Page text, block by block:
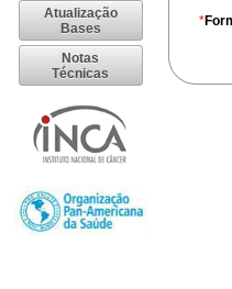
Atualização
Bases
Notas
Técnicas
*